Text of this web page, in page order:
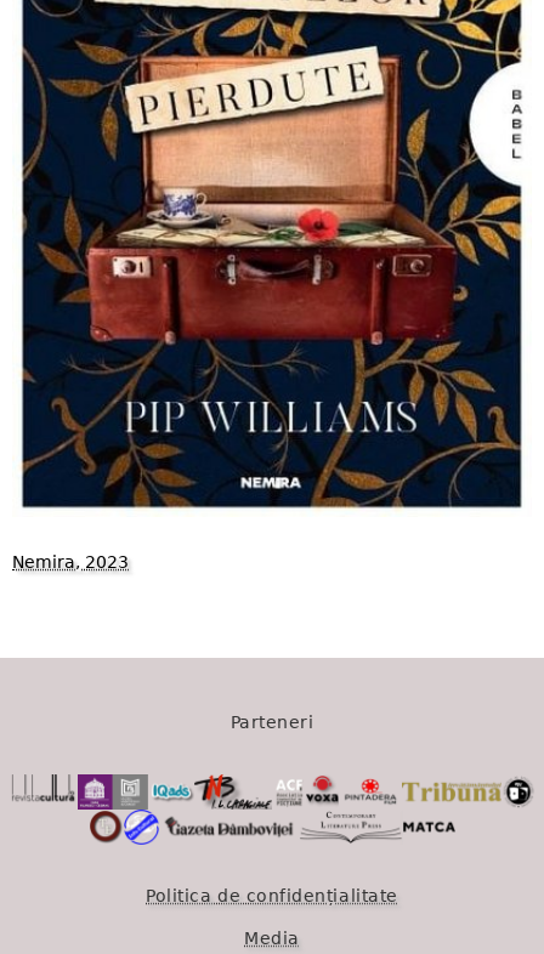
Nemira, 2023
Parteneri
Politica de confidențialitate
Media